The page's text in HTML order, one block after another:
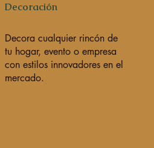
Decoración
Decora cualquier rincón de
tu hogar, evento o empresa
con estilos innovadores en el
mercado.